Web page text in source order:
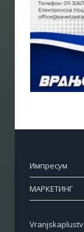
Импресум
МАРКЕТИНГ
Vranjskaplustv